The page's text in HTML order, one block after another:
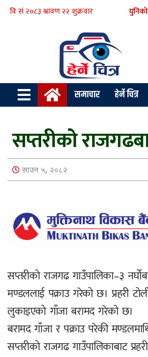
समाचार हेर्ने चित्र
सप्तरीको
साउन ५, २०८२
सप्तरीको राजगढ गाउँपालिका–३
मण्डललाई पक्राउ गरेको छ। प्रहरी
लुकाइएको गाँजा बरामद गरेको छ।
बरामद गाँजा र पक्राउ परेकी
सप्तरीको राजगढ गाउँपालिकाबाट